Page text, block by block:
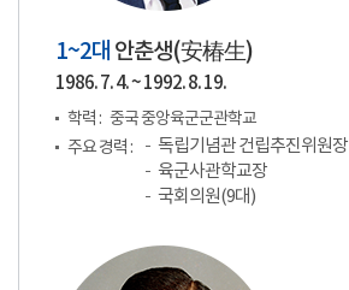
1~2대 안춘생(安椿生)
1986. 7. 4. ~ 1992. 8. 19.
학력 : 중국 중앙육군군관학교
주요 경력 :
독립기념관 건립추진위원장
육군사관학교장
국회의원(9대)